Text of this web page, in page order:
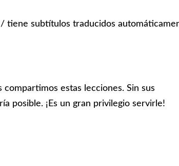
tiene subtítulos traducidos
estas lecciones. Sin sus
posible. ¡Es un gran privilegio servirle!